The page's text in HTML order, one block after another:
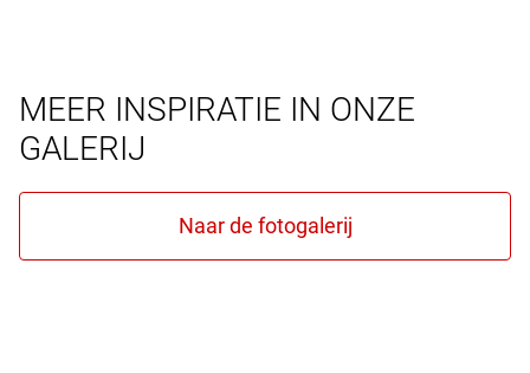
MEER INSPIRATIE IN ONZE
GALERIJ